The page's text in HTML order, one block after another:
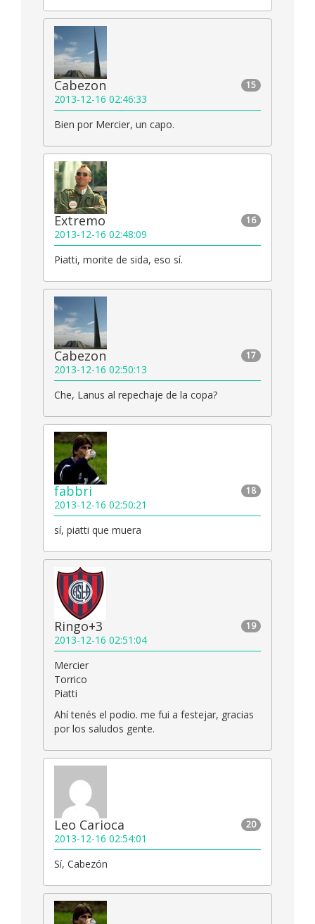
15
Cabezon
2013-12-16 02:46:33
Bien por Mercier, un capo.
16
Extremo
2013-12-16 02:48:09
Piatti, morite de sida, eso sí.
17
Cabezon
2013-12-16 02:50:13
Che, Lanus al repechaje de la copa?
18
fabbri
2013-12-16 02:50:21
sí, piatti que muera
19
Ringo+3
2013-12-16 02:51:04
Mercier
Torrico
Piatti
Ahí tenés el podio. me fui a festejar, gracias
por los saludos gente.
20
Leo Carioca
2013-12-16 02:54:01
Sí, Cabezón